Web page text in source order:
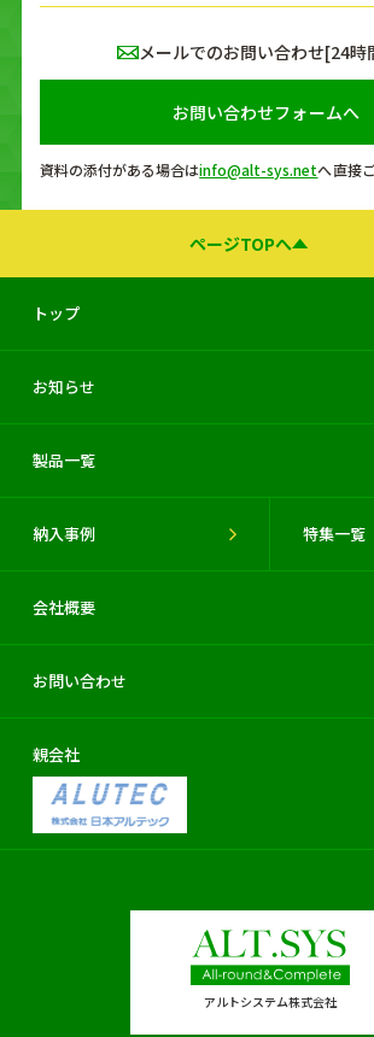
メールでのお問い合わせ[24時
お問い合わせフォームへ
資料の添付がある場合はinfo@alt-sys.netへ直接
ページTOPへ
アルトシステム株式会社
トップ
お知らせ
製品一覧
納入事例 特集一覧
会社概要
お問い合わせ
親会社